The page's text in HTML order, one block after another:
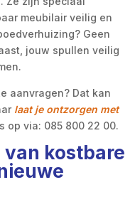
meubilair veilig en
Geen
jouw spullen veilig
aanvragen? Dat kan
laat je ontzorgen met
op via: 085 800 22 00.
kostbare